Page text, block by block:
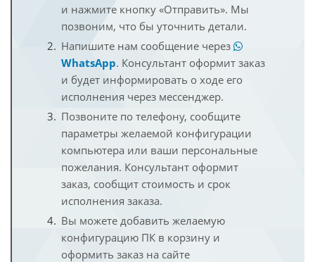
и нажмите кнопку «Отправить». Мы
позвоним, что бы уточнить детали.
Напишите нам сообщение через
WhatsApp. Консультант оформит заказ
и будет информировать о ходе его
исполнения через мессенджер.
Позвоните по телефону, сообщите
параметры желаемой конфигурации
компьютера или ваши персональные
пожелания. Консультант оформит
заказ, сообщит стоимость и срок
исполнения заказа.
Вы можете добавить желаемую
конфигурацию ПК в корзину и
оформить заказ на сайте